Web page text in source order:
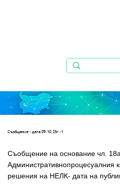
Съобщениe - дата 09.10.25г.-1
Съобщение на основание чл.
Административнопроцесуалния
решения на НЕЛК- дата на